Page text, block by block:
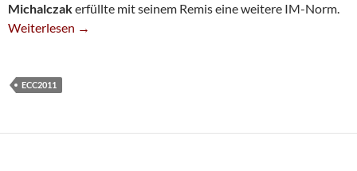
Michalczakerfüllte mit seinem Remis eine weitere IM-Norm.
Enttäuschung, Mini-Eklat Und IM-Norm Beim ECC
Weiterlesen →
ECC2011